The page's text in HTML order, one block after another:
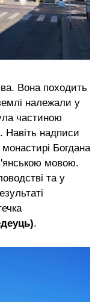
Вона походить
належали у
частиною
Навіть надписи
Богдана
мовою.
та у
.